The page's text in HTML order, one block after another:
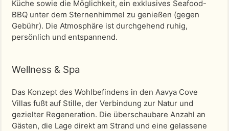
Küche sowie die Möglichkeit, ein exklusives Seafood-
BBQ unter dem Sternenhimmel zu genießen (gegen
Gebühr). Die Atmosphäre ist durchgehend ruhig,
persönlich und entspannend.
Wellness & Spa
Das Konzept des Wohlbefindens in den Aavya Cove
Villas fußt auf Stille, der Verbindung zur Natur und
gezielter Regeneration. Die überschaubare Anzahl an
Gästen, die Lage direkt am Strand und eine gelassene